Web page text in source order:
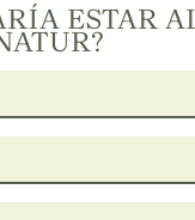
ESTAR